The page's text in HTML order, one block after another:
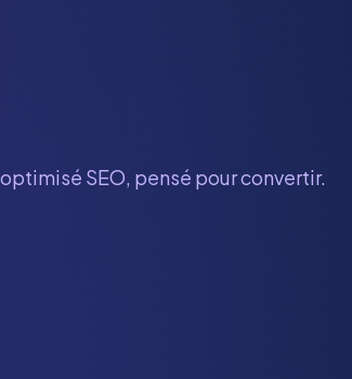
SEO, pensé pour convertir.